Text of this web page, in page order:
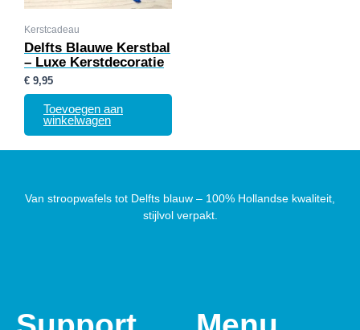
Kerstcadeau
Delfts Blauwe Kerstbal
– Luxe Kerstdecoratie
€ 9,95
Toevoegen aan
winkelwagen
Van stroopwafels tot Delfts blauw – 100% Hollandse kwaliteit,
stijlvol verpakt.